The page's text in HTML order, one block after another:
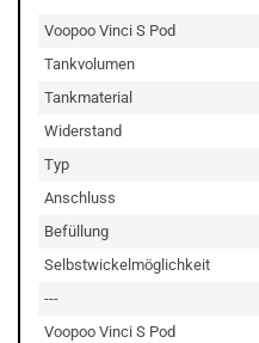
Voopoo Vinci S Pod
Tankvolumen
Tankmaterial
Widerstand
Typ
Anschluss
Befüllung
Selbstwickelmöglichkeit
---
Voopoo Vinci S Pod